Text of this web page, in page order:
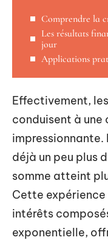
Comprendre la
Les résultats
jour
Applications
Effectivement,
conduisent à
impressionnante.
déjà un peu plus
somme atteint
Cette
intérêts
exponentielle,